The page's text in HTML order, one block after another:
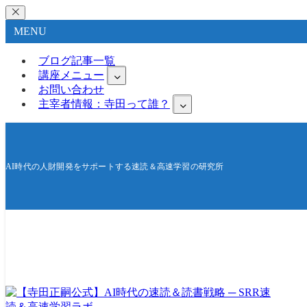
MENU
ブログ記事一覧
講座メニュー
お問い合わせ
主宰者情報：寺田って誰？
AI時代の人財開発をサポートする速読＆高速学習の研究所